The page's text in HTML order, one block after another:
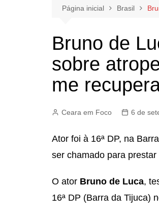
Página inicial Brasil
Bruno de
sobre
me
Ceara em Foco 6 de
Ator foi à 16ª DP, na
ser chamado para
O ator Bruno de Luca,
16ª DP (Barra da Tijuca)